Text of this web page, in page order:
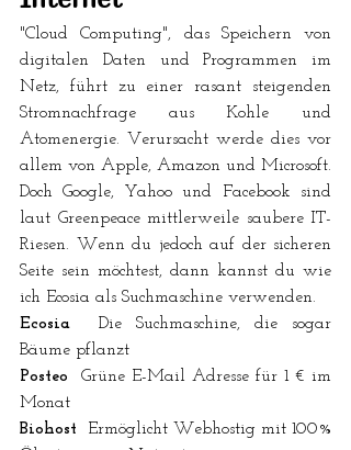
"Cloud Computing", das Speichern von
digitalen Daten und Programmen im
Netz, führt zu einer rasant steigenden
Stromnachfrage aus Kohle und
Atomenergie. Verursacht werde dies vor
allem von Apple, Amazon und Microsoft.
Doch Google, Yahoo und Facebook sind
laut Greenpeace mittlerweile saubere IT-
Riesen. Wenn du jedoch auf der sicheren
Seite sein möchtest, dann kannst du wie
ich Ecosia als Suchmaschine verwenden.
Ecosia
  Die Suchmaschine, die sogar
Bäume pflanzt
Posteo
  Grüne E-Mail Adresse für 1 € im
Monat
Biohost
  Ermöglicht Webhostig mit 100%